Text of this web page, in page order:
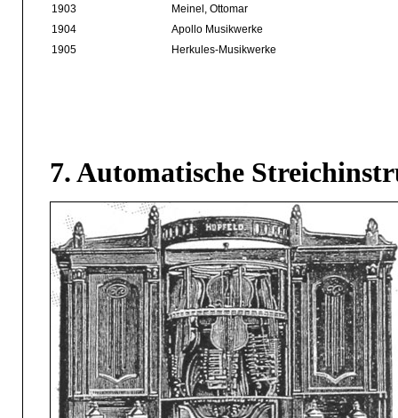
1903
Meinel, Ottomar
1904
Apollo Musikwerke
1905
Herkules-Musikwerke
7. Automatische